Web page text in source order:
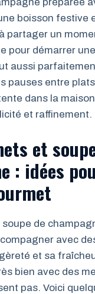
boisson festive
partager un
pour démarrer
aussi
pauses entre
dans la
et raffinement.
et
: idées
de
avec
et sa
bien avec des
pas. Voici